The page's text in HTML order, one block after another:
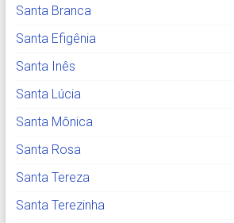
Santa Branca
Santa Efigênia
Santa Inês
Santa Lúcia
Santa Mônica
Santa Rosa
Santa Tereza
Santa Terezinha